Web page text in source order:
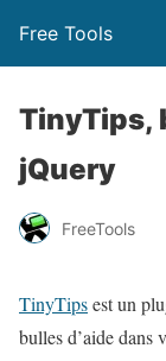
Free Tools
TinyTips,
jQuery
FreeTools
TinyTipsest un
bulles d’aide dans